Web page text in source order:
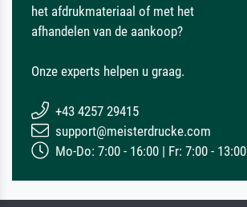
het afdrukmateriaal of met het
afhandelen van de aankoop?
Onze experts helpen u graag.
+43 4257 29415
support@meisterdrucke.com
Mo-Do: 7:00 - 16:00 | Fr: 7:00 - 13:00